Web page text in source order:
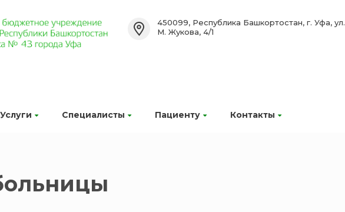
Услуги Специалисты Пациенту Контакты
450099, Республика Башкортостан, г. Уфа, ул.
М. Жукова, 4/1